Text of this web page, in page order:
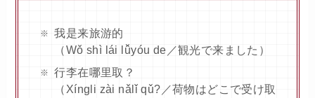
我是来旅游的
（Wǒ shì lái lǚyóu de／観光で来ました）
行李在哪里取？
（Xíngli zài nǎlǐ qǔ?／荷物はどこで受け取